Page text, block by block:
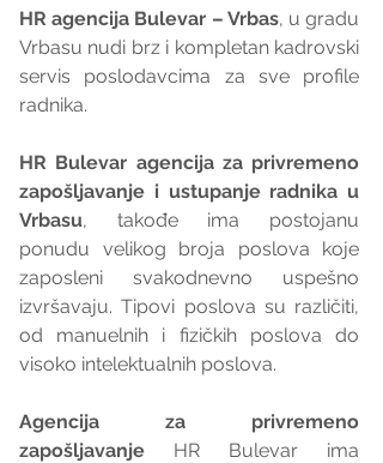
HR agencija Bulevar – Vrbas, u gradu
Vrbasu nudi brz i kompletan kadrovski
servis poslodavcima za sve profile
radnika.
HR Bulevar agencija za privremeno
zapošljavanje i ustupanje radnika u
Vrbasu, takođe ima postojanu
ponudu velikog broja poslova koje
zaposleni svakodnevno uspešno
izvršavaju. Tipovi poslova su različiti,
od manuelnih i fizičkih poslova do
visoko intelektualnih poslova.
Agencija za privremeno
zapošljavanje HR Bulevar ima